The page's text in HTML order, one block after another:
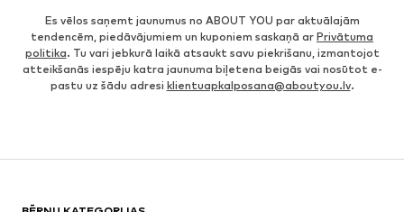
Es vēlos saņemt jaunumus no ABOUT YOU par aktuālajām
tendencēm, piedāvājumiem un kuponiem saskaņā ar Privātuma
politika. Tu vari jebkurā laikā atsaukt savu piekrišanu, izmantojot
atteikšanās iespēju katra jaunuma biļetena beigās vai nosūtot e-
pastu uz šādu adresi klientuapkalposana@aboutyou.lv.